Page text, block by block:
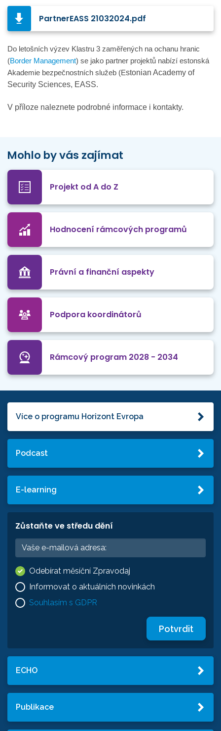
PartnerEASS 21032024.pdf
Do letošních výzev Klastru 3 zaměřených na ochanu hranic
(Border Management) se jako partner projektů nabízí estonská
Akademie bezpečnostních služeb (Estonian Academy of
Security Sciences, EASS.
V příloze naleznete podrobné informace i kontakty.
Mohlo by vás zajímat
Projekt od A do Z
Hodnocení rámcových programů
Právní a finanční aspekty
Podpora koordinátorů
Rámcový program 2028 - 2034
Více o programu Horizont Evropa
Podcast
E-learning
Zůstaňte ve středu dění
Odebírat měsíční Zpravodaj
Informovat o aktuálních novinkách
Souhlasím s GDPR
Potvrdit
ECHO
Publikace